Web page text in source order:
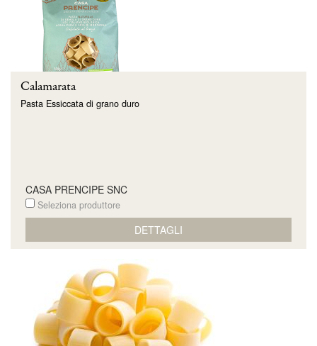
Calamarata
Pasta Essiccata di grano duro
CASA PRENCIPE SNC
Seleziona produttore
DETTAGLI